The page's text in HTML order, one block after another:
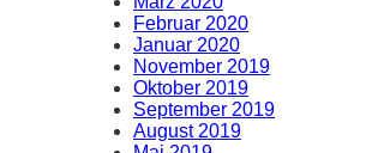
Februar 2020
Januar 2020
November 2019
Oktober 2019
September 2019
August 2019